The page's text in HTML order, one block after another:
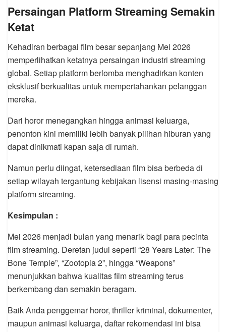
Persaingan Platform Streaming Semakin
Ketat
Kehadiran berbagai film besar sepanjang Mei 2026
memperlihatkan ketatnya persaingan industri streaming
global. Setiap platform berlomba menghadirkan konten
eksklusif berkualitas untuk mempertahankan pelanggan
mereka.
Dari horor menegangkan hingga animasi keluarga,
penonton kini memiliki lebih banyak pilihan hiburan yang
dapat dinikmati kapan saja di rumah.
Namun perlu diingat, ketersediaan film bisa berbeda di
setiap wilayah tergantung kebijakan lisensi masing-masing
platform streaming.
Kesimpulan :
Mei 2026 menjadi bulan yang menarik bagi para pecinta
film streaming. Deretan judul seperti “28 Years Later: The
Bone Temple”, “Zootopia 2”, hingga “Weapons”
menunjukkan bahwa kualitas film streaming terus
berkembang dan semakin beragam.
Baik Anda penggemar horor, thriller kriminal, dokumenter,
maupun animasi keluarga, daftar rekomendasi ini bisa